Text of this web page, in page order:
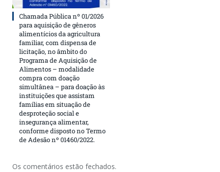
Chamada Pública nº 01/2026
para aquisição de gêneros
alimentícios da agricultura
familiar, com dispensa de
licitação, no âmbito do
Programa de Aquisição de
Alimentos – modalidade
compra com doação
simultânea – para doação às
instituições que assistam
famílias em situação de
desproteção social e
insegurança alimentar,
conforme disposto no Termo
de Adesão nº 01460/2022.
Os comentários estão fechados.